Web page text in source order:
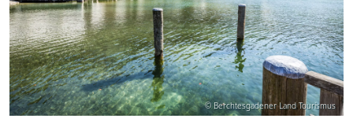
© Berchtesgadener Land Tourismus